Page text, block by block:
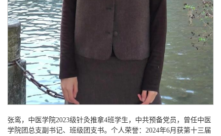
张鸾，中医学院2023级针灸推拿4班学生，中共预备党员，曾任中医
学院团总支副书记、班级团支书。个人荣誉：2024年6月获第十三届